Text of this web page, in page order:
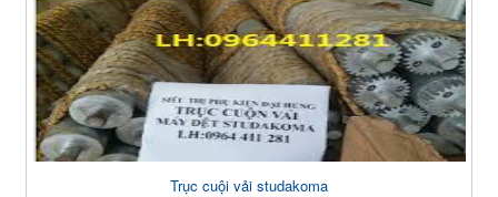
Trục cuội vải studakoma